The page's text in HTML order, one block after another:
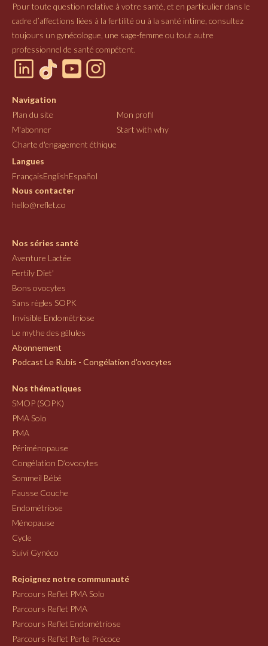
Pour toute question relative à votre santé, et en particulier dans le
cadre d’affections liées à la fertilité ou à la santé intime, consultez
toujours un gynécologue, une sage-femme ou tout autre
professionnel de santé compétent.
Navigation
Plan du site
Mon profil
M'abonner
Start with why
Charte d'engagement éthique
Langues
FrançaisEnglishEspañol
Nous contacter
hello@reflet.co
Nos séries santé
Aventure Lactée
Fertily Diet'
Bons ovocytes
Sans règles SOPK
Invisible Endométriose
Le mythe des gélules
Abonnement
Podcast Le Rubis - Congélation d'ovocytes
Nos thématiques
SMOP (SOPK)
PMA Solo
PMA
Périménopause
Congélation D'ovocytes
Sommeil Bébé
Fausse Couche
Endométriose
Ménopause
Cycle
Suivi Gynéco
Rejoignez notre communauté
Parcours Reflet PMA Solo
Parcours Reflet PMA
Parcours Reflet Endométriose
Parcours Reflet Perte Précoce